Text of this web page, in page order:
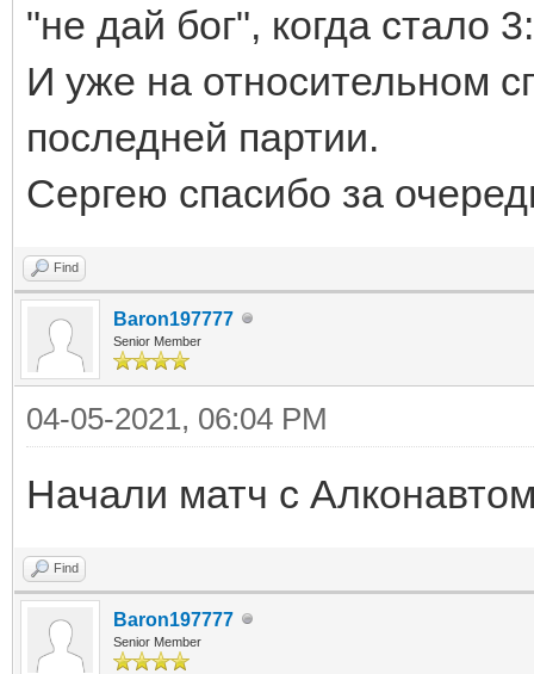
"не дай бог", когда стало
И уже на относительном
последней партии.
Сергею спасибо за
Find
Baron197777
Senior Member
04-05-2021, 06:04 PM
Начали матч с
Find
Baron197777
Senior Member